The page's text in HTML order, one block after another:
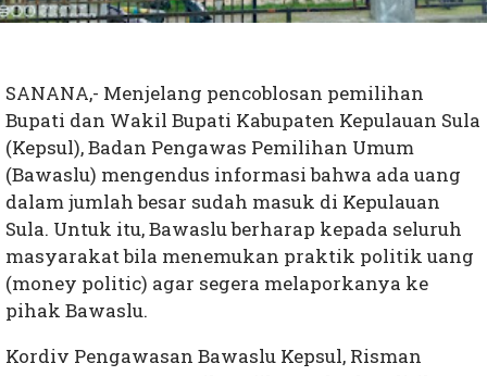
SANANA,- Menjelang pencoblosan pemilihan
Bupati dan Wakil Bupati Kabupaten Kepulauan Sula
(Kepsul), Badan Pengawas Pemilihan Umum
(Bawaslu) mengendus informasi bahwa ada uang
dalam jumlah besar sudah masuk di Kepulauan
Sula. Untuk itu, Bawaslu berharap kepada seluruh
masyarakat bila menemukan praktik politik uang
(money politic) agar segera melaporkanya ke
pihak Bawaslu.
Kordiv Pengawasan Bawaslu Kepsul, Risman